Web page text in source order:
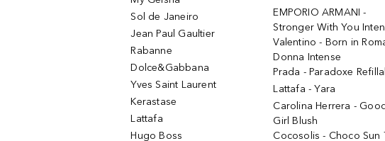
Sol de Janeiro
Jean Paul Gaultier
Rabanne
Dolce&Gabbana
Yves Saint Laurent
Kerastase
Lattafa
Hugo Boss
EMPORIO ARMANI -
Stronger With You
Valentino - Born in
Donna Intense
Prada - Paradoxe
Lattafa - Yara
Carolina Herrera - Good
Girl Blush
Cocosolis - Choco Sun